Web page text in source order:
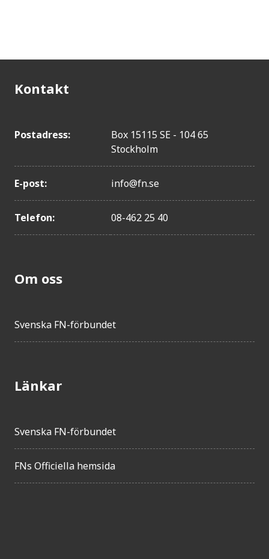
Kontakt
Postadress:
Box 15115 SE - 104 65
Stockholm
E-post: info@fn.se
Telefon: 08-462 25 40
Om oss
Svenska FN-förbundet
Länkar
Svenska FN-förbundet
FNs Officiella hemsida